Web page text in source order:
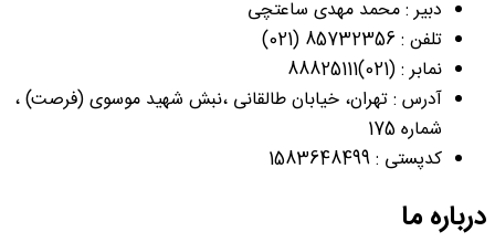
دبیر : محمد مهدی ساعتچی
تلفن : 85732356 (021)
نمابر : (021)88825111
آدرس : تهران، خیابان طالقانی ،نبش شهید موسوی (فرصت) ،
شماره 175
کدپستی : 1583648499
درباره ما